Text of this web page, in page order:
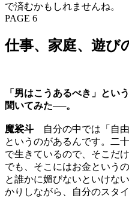
で済むかもしれませんね。
PAGE 6
仕事、家庭、遊び
「男はこうあるべき」とい
聞いてみた──。
魔裟斗 自分の中では「自由
というのがあるんです。二
で生きているので、そこだ
でも、そこにはお金という
と誰かに媚びないといけな
かりしながら、自分のスタ